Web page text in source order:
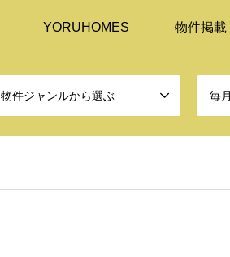
YORUHOMES 物件掲載
物件ジャンルから選ぶ 毎